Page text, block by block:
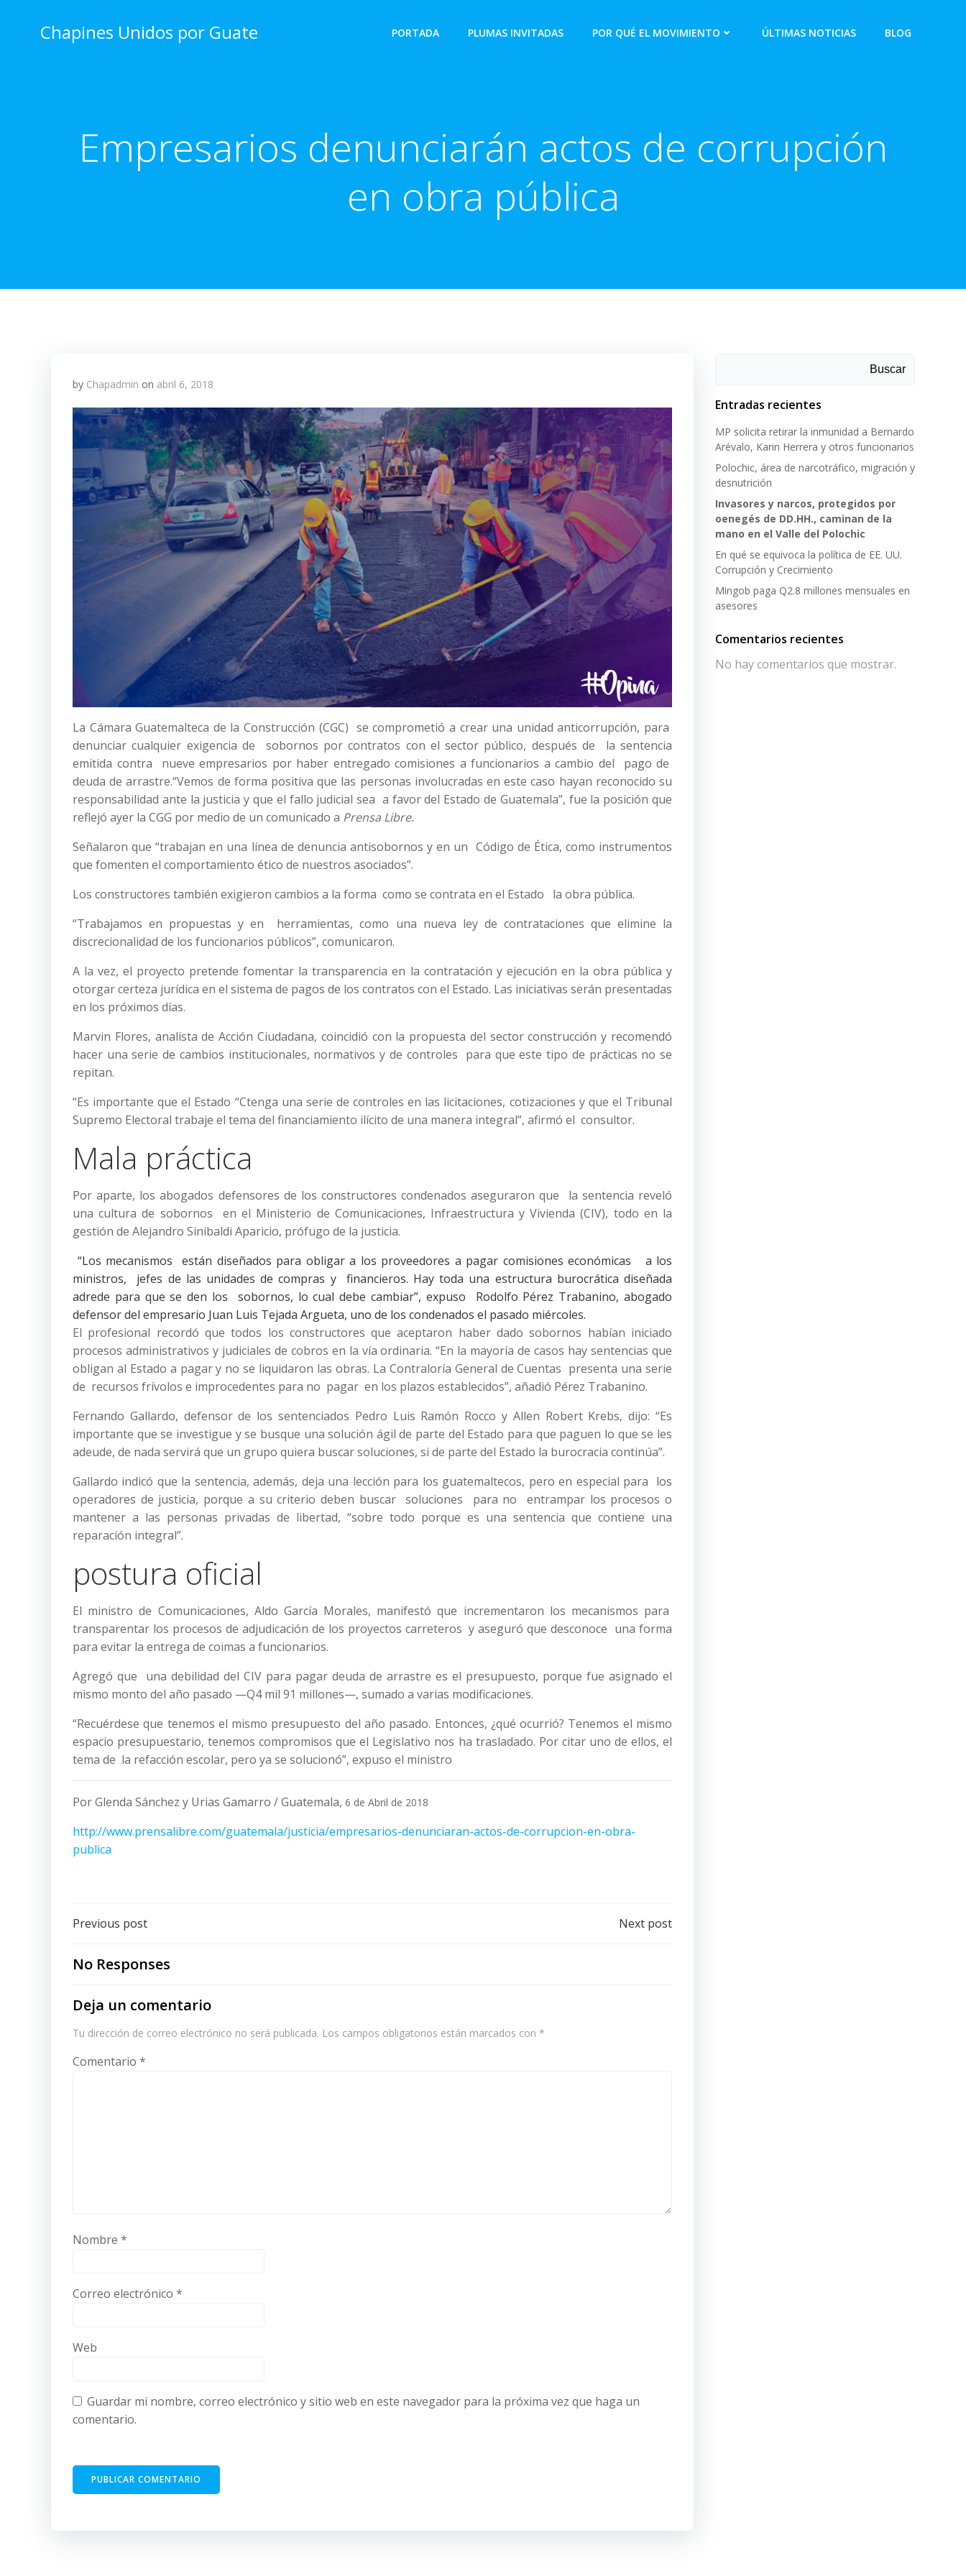
Chapines Unidos por Guate PORTADA PLUMAS INVITADAS POR QUÉ EL MOVIMIENTO ÚLTIMAS NOTICIAS BLOG
Empresarios denunciarán actos de corrupción
en obra pública
by Chapadmin on abril 6, 2018
La Cámara Guatemalteca de la Construcción (CGC) se comprometió a crear una unidad anticorrupción, para
denunciar cualquier exigencia de sobornos por contratos con el sector público, después de la sentencia
emitida contra nueve empresarios por haber entregado comisiones a funcionarios a cambio del pago de
deuda de arrastre.“Vemos de forma positiva que las personas involucradas en este caso hayan reconocido su
responsabilidad ante la justicia y que el fallo judicial sea a favor del Estado de Guatemala”, fue la posición que
reflejó ayer la CGG por medio de un comunicado a Prensa Libre.
Señalaron que “trabajan en una línea de denuncia antisobornos y en un Código de Ética, como instrumentos
que fomenten el comportamiento ético de nuestros asociados”.
Los constructores también exigieron cambios a la forma como se contrata en el Estado la obra pública.
“Trabajamos en propuestas y en herramientas, como una nueva ley de contrataciones que elimine la
discrecionalidad de los funcionarios públicos”, comunicaron.
A la vez, el proyecto pretende fomentar la transparencia en la contratación y ejecución en la obra pública y
otorgar certeza jurídica en el sistema de pagos de los contratos con el Estado. Las iniciativas serán presentadas
en los próximos días.
Marvin Flores, analista de Acción Ciudadana, coincidió con la propuesta del sector construcción y recomendó
hacer una serie de cambios institucionales, normativos y de controles para que este tipo de prácticas no se
repitan.
“Es importante que el Estado “Ctenga una serie de controles en las licitaciones, cotizaciones y que el Tribunal
Supremo Electoral trabaje el tema del financiamiento ilícito de una manera integral”, afirmó el consultor.
Mala práctica
Por aparte, los abogados defensores de los constructores condenados aseguraron que la sentencia reveló
una cultura de sobornos en el Ministerio de Comunicaciones, Infraestructura y Vivienda (CIV), todo en la
gestión de Alejandro Sinibaldi Aparicio, prófugo de la justicia.
“Los mecanismos están diseñados para obligar a los proveedores a pagar comisiones económicas a los
ministros, jefes de las unidades de compras y financieros. Hay toda una estructura burocrática diseñada
adrede para que se den los sobornos, lo cual debe cambiar”, expuso Rodolfo Pérez Trabanino, abogado
defensor del empresario Juan Luis Tejada Argueta, uno de los condenados el pasado miércoles.
El profesional recordó que todos los constructores que aceptaron haber dado sobornos habían iniciado
procesos administrativos y judiciales de cobros en la vía ordinaria. “En la mayoría de casos hay sentencias que
obligan al Estado a pagar y no se liquidaron las obras. La Contraloría General de Cuentas presenta una serie
de recursos frívolos e improcedentes para no pagar en los plazos establecidos”, añadió Pérez Trabanino.
Fernando Gallardo, defensor de los sentenciados Pedro Luis Ramón Rocco y Allen Robert Krebs, dijo: “Es
importante que se investigue y se busque una solución ágil de parte del Estado para que paguen lo que se les
adeude, de nada servirá que un grupo quiera buscar soluciones, si de parte del Estado la burocracia continúa”.
Gallardo indicó que la sentencia, además, deja una lección para los guatemaltecos, pero en especial para los
operadores de justicia, porque a su criterio deben buscar soluciones para no entrampar los procesos o
mantener a las personas privadas de libertad, “sobre todo porque es una sentencia que contiene una
reparación integral”.
postura oficial
El ministro de Comunicaciones, Aldo García Morales, manifestó que incrementaron los mecanismos para
transparentar los procesos de adjudicación de los proyectos carreteros y aseguró que desconoce una forma
para evitar la entrega de coimas a funcionarios.
Agregó que una debilidad del CIV para pagar deuda de arrastre es el presupuesto, porque fue asignado el
mismo monto del año pasado —Q4 mil 91 millones—, sumado a varias modificaciones.
“Recuérdese que tenemos el mismo presupuesto del año pasado. Entonces, ¿qué ocurrió? Tenemos el mismo
espacio presupuestario, tenemos compromisos que el Legislativo nos ha trasladado. Por citar uno de ellos, el
tema de la refacción escolar, pero ya se solucionó”, expuso el ministro
Por Glenda Sánchez y Urias Gamarro / Guatemala, 6 de Abril de 2018
http://www.prensalibre.com/guatemala/justicia/empresarios-denunciaran-actos-de-corrupcion-en-obra-
publica
Post
navigation
Previous post Next post
No Responses
Deja un comentario
Tu dirección de correo electrónico no será publicada. Los campos obligatorios están marcados con *
Comentario *
Nombre *
Correo electrónico *
Web
Guardar mi nombre, correo electrónico y sitio web en este navegador para la próxima vez que haga un
comentario.
Buscar
Entradas recientes
MP solicita retirar la inmunidad a Bernardo
Arévalo, Karin Herrera y otros funcionarios
Polochic, área de narcotráfico, migración y
desnutrición
Invasores y narcos, protegidos por
oenegés de DD.HH., caminan de la
mano en el Valle del Polochic
En qué se equivoca la política de EE. UU.
Corrupción y Crecimiento
Mingob paga Q2.8 millones mensuales en
asesores
Comentarios recientes
No hay comentarios que mostrar.